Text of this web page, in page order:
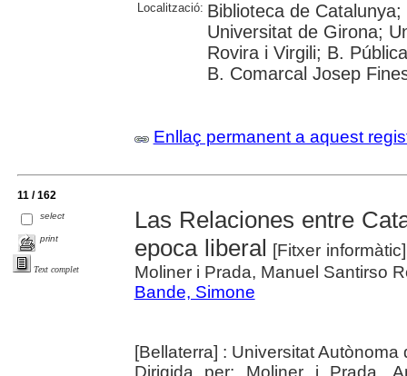
Localització: Biblioteca de
Universitat de Girona;
Rovira i Virgili; B.
B. Comarcal Josep
Enllaç permanent a aquest
11 / 162
select
print
Text complet
Las Relaciones entre
epoca liberal [Fitxer
Moliner i Prada, Manuel Santirso
Bande, Simone
[Bellaterra] : Universitat
Dirigida per: Moliner i Prada,